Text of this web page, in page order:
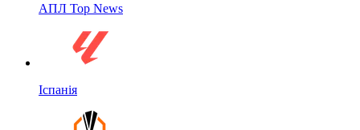
АПЛ Top News
Іспанія